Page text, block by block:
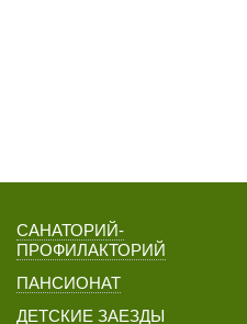
САНАТОРИЙ-
ПРОФИЛАКТОРИЙ
ПАНСИОНАТ
ДЕТСКИЕ ЗАЕЗДЫ